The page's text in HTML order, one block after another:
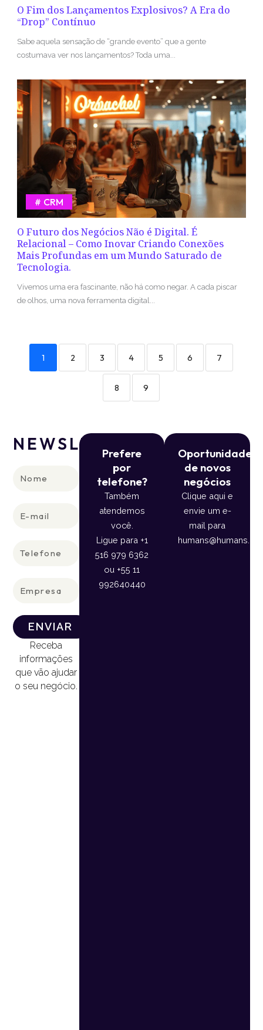
O Fim dos Lançamentos Explosivos? A Era do
“Drop” Contínuo
Sabe aquela sensação de “grande evento” que a gente
costumava ver nos lançamentos? Toda uma...
O Futuro dos Negócios Não é Digital. É
Relacional – Como Inovar Criando Conexões
Mais Profundas em um Mundo Saturado de
Tecnologia.
CRM
Vivemos uma era fascinante, não há como negar. A cada piscar
de olhos, uma nova ferramenta digital...
1 2 3 4 5 6 7
8 9
NEWSLETTER
ENVIAR
Receba
informações
que vão ajudar
o seu negócio.
Prefere
por
telefone?
Também
atendemos
você.
Ligue para +1
516 979 6362
ou +55 11
992640440
Oportunidade
de novos
negócios
Clique aqui e
envie um e-
mail para